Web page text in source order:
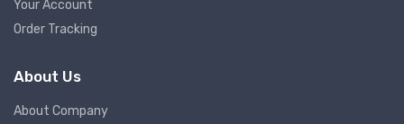
Your Account
Order Tracking
About Us
About Company